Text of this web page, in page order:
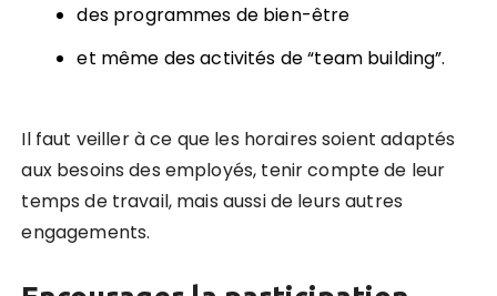
des programmes de bien-être
et même des activités de “team building”.
Il faut veiller à ce que les horaires soient adaptés
aux besoins des employés, tenir compte de leur
temps de travail, mais aussi de leurs autres
engagements.